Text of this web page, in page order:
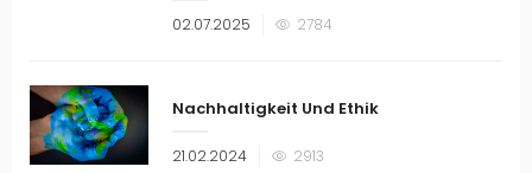
Veröffentlicht
02.07.2025 2784
Nachhaltigkeit Und Ethik
Veröffentlicht
21.02.2024 2913